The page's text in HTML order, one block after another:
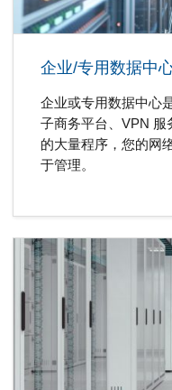
企业/专用数据中
企业或专用数据中心
子商务平台、VPN 服
的大量程序，您的网
于管理。